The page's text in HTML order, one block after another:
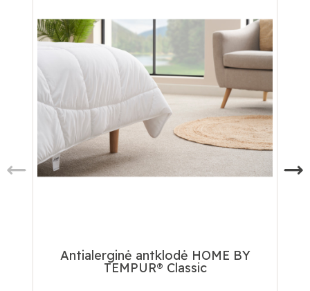
Antialerginė antklodė HOME BY
TEMPUR® Classic